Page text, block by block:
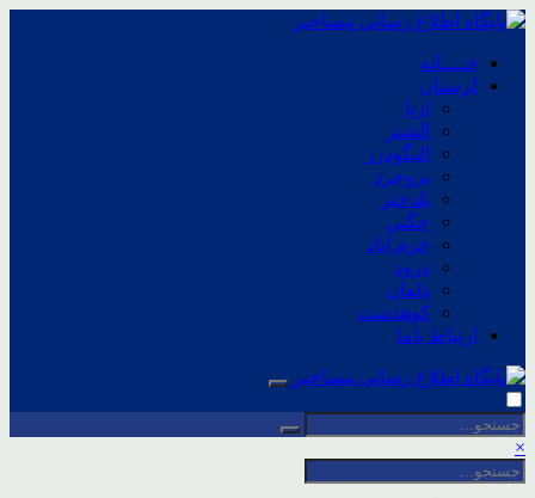
خــــانه
لرستان
ازنا
الشتر
الیگودرز
بروجرد
پلدختر
چگنی
خرم آباد
درود
دلفان
کوهدشت
ارتباط باما
×